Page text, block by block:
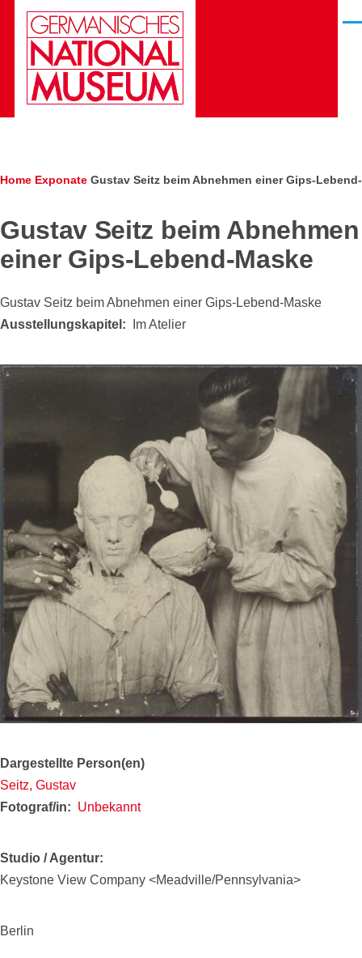
Skip to main content
Breadcrumb
Home Exponate Gustav Seitz beim Abnehmen einer Gips-
Gustav Seitz beim Abnehmen
einer Gips-Lebend-Maske
Gustav Seitz beim Abnehmen einer Gips-Lebend-Maske
Ausstellungskapitel
Im Atelier
Dargestellte Person(en)
Seitz, Gustav
Fotograf/in
Unbekannt
Studio / Agentur
Keystone View Company <Meadville/Pennsylvania>
Berlin